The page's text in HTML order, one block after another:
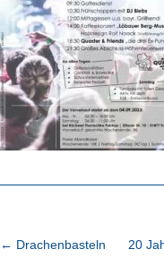
← Drachenbasteln 20